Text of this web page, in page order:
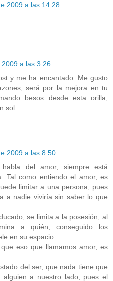
2009 a las 14:28
a las 3:26
y me ha encantado. Me gusto
será por la mejora en tu
besos desde esta orilla,
sol.
2009 a las 8:50
del amor, siempre está
Tal como entiendo el amor, es
limitar a una persona, pues
a nadie viviría sin saber lo que
se limita a la posesión, al
a quién, conseguido los
en su espacio.
eso que llamamos amor, es
del ser, que nada tiene que
a nuestro lado, pues el